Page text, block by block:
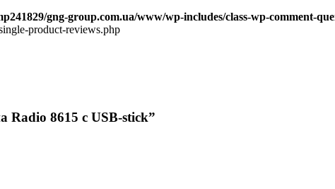
gng-group.com.ua/www/wp-includes/class-wp-comment-
product-reviews.php
Radio 8615 с USB-stick”